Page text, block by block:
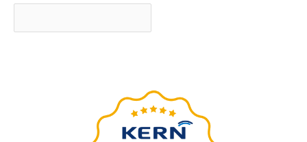
Grundlagen-Webinar
von Nils Koerber